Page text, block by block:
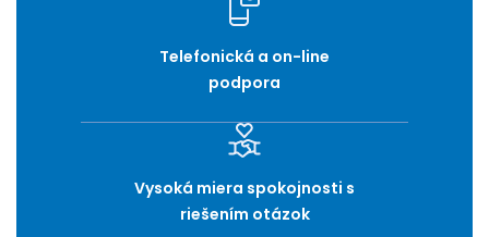
Telefonická a on-line
podpora
Vysoká miera spokojnosti s
riešením otázok